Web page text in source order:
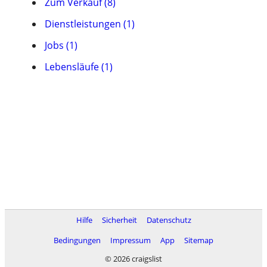
Dienstleistungen (1)
Jobs (1)
Lebensläufe (1)
Hilfe Sicherheit
Datenschutz
Bedingungen
Impressum App
Sitemap
© 2026 craigslist